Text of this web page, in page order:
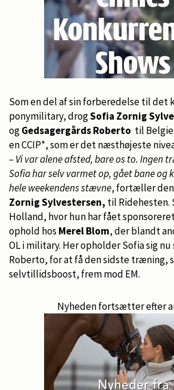
Som en del af sin forberedelse til det
ponymilitary, drogSofia Zornig
ogGedsagergårds Roberto til
en CCIP*, som er det næsthøjeste
– Vi var alene afsted, bare os to. Ingen
Sofia har selv varmet op, gået bane og
hele weekendens stævne, fortæller
Zornig Sylvestersen, til Ridehesten.
Holland, hvor hun har fået
ophold hos Merel Blom, der blandt
OL i military. Her opholder Sofia sig nu
Roberto, for at få den sidste træning,
selvtillidsboost, frem mod EM.
Nyheden fortsætter efter